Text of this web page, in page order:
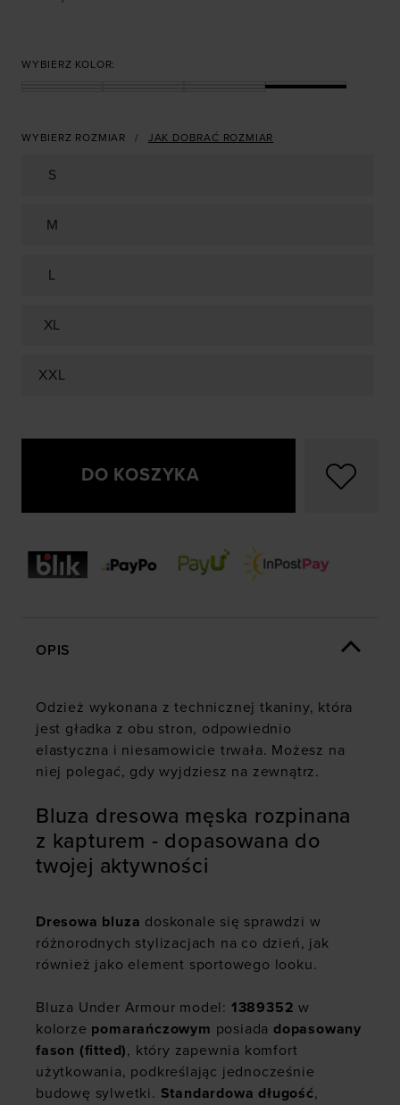
WYBIERZ KOLOR:
WYBIERZ ROZMIAR JAK DOBRAĆ ROZMIAR
S
M
L
XL
XXL
DO KOSZYKA
OPIS
Odzież wykonana z technicznej tkaniny, która
jest gładka z obu stron, odpowiednio
elastyczna i niesamowicie trwała. Możesz na
niej polegać, gdy wyjdziesz na zewnątrz.
Bluza dresowa męska rozpinana
z kapturem - dopasowana do
twojej aktywności
Dresowa bluza doskonale się sprawdzi w
różnorodnych stylizacjach na co dzień, jak
również jako element sportowego looku.
Bluza Under Armour model: 1389352 w
kolorze pomarańczowym posiadadopasowany
fason (fitted), który zapewnia komfort
użytkowania, podkreślając jednocześnie
budowę sylwetki. Standardowa długość,